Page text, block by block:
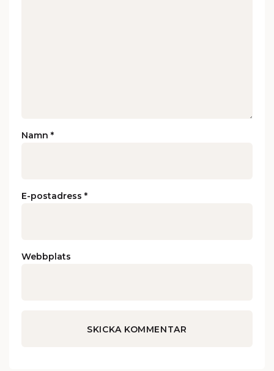
Namn *
E-postadress *
Webbplats